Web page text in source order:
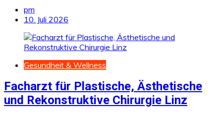
pm
10. Juli 2026
Gesundheit & Wellness
Facharzt für Plastische, Ästhetische
und Rekonstruktive Chirurgie Linz